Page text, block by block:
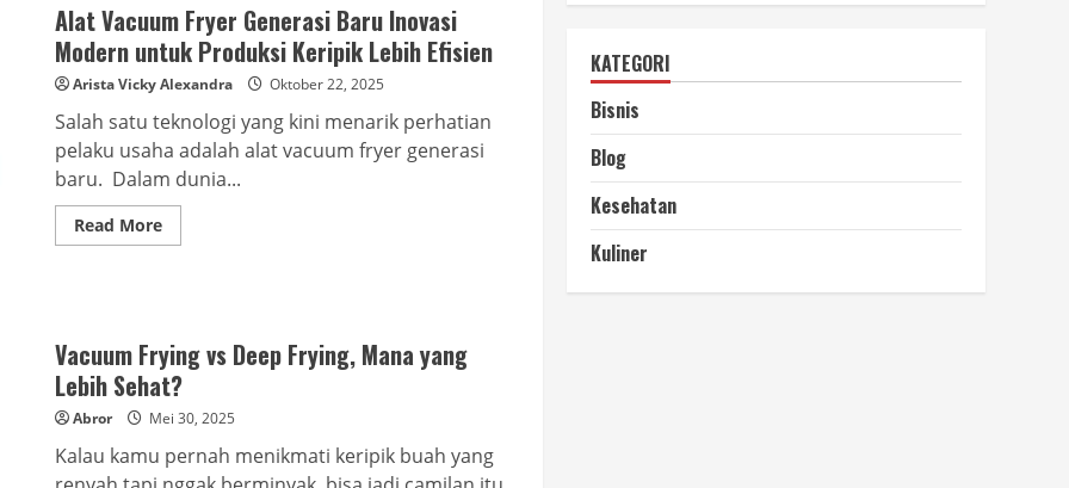
Alat Vacuum Fryer Generasi Baru Inovasi
Modern untuk Produksi Keripik Lebih Efisien
Arista Vicky Alexandra Oktober 22, 2025
Salah satu teknologi yang kini menarik perhatian
pelaku usaha adalah alat vacuum fryer generasi
baru. Dalam dunia...
Read MoreRead
more
Baru
Inovasi
Modern
untuk
Keripik
Efisien
Vacuum Frying vs Deep Frying, Mana yang
Lebih Sehat?
Abror Mei 30, 2025
Kalau kamu pernah menikmati keripik buah yang
KATEGORI
Bisnis
Blog
Kesehatan
Kuliner